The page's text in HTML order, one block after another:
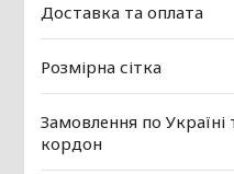
Доставка та оплата
Розмірна сітка
Замовлення по Україні
кордон